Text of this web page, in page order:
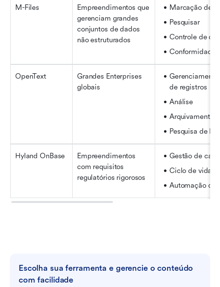
M-Files
Empreendimentos que
gerenciam grandes
conjuntos de dados
não estruturados
Marcação de
Pesquisar
Controle de
Conformidade
OpenText
Grandes Enterprises
globais
de registros
Análise
Arquivamento
Pesquisa de IA
Hyland OnBase
Empreendimentos
com requisitos
regulatórios rigorosos
Gestão de
Ciclo de vida
Automação de
Escolha sua ferramenta e gerencie o conteúdo
com facilidade